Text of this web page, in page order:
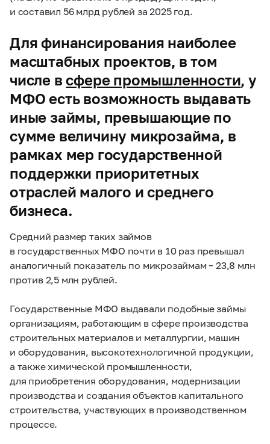
и составил 56 млрд рублей за 2025 год.
Для финансирования наиболее
масштабных проектов, в том
числе всфере промышленности, у
МФО есть возможность выдавать
иные займы, превышающие по
сумме величину микрозайма, в
рамках мер государственной
поддержки приоритетных
отраслей малого и среднего
бизнеса.
Средний размер таких займов
в государственных МФО почти в 10 раз превышал
аналогичный показатель по микрозаймам – 23,8 млн
против 2,5 млн рублей.
Государственные МФО выдавали подобные займы
организациям, работающим в сфере производства
строительных материалов и металлургии, машин
и оборудования, высокотехнологичной продукции,
а также химической промышленности,
для приобретения оборудования, модернизации
производства и создания объектов капитального
строительства, участвующих в производственном
процессе.